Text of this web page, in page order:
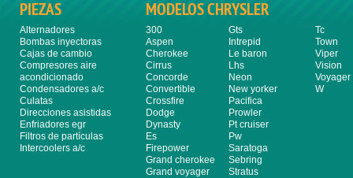
PIEZAS
Alternadores
Bombas inyectoras
Cajas de cambio
Compresores aire
acondicionado
Condensadores a/c
Culatas
Direcciones asistidas
Enfriadores egr
Filtros de partículas
Intercoolers a/c
MODELOS CHRYSLER
300
Aspen
Cherokee
Cirrus
Concorde
Convertible
Crossfire
Dodge
Dynasty
Es
Firepower
Grand cherokee
Grand voyager
Gts
Intrepid
Le baron
Lhs
Neon
New yorker
Pacifica
Prowler
Pt cruiser
Pw
Saratoga
Sebring
Stratus
Tc
Town
Viper
Vision
Voyager
W